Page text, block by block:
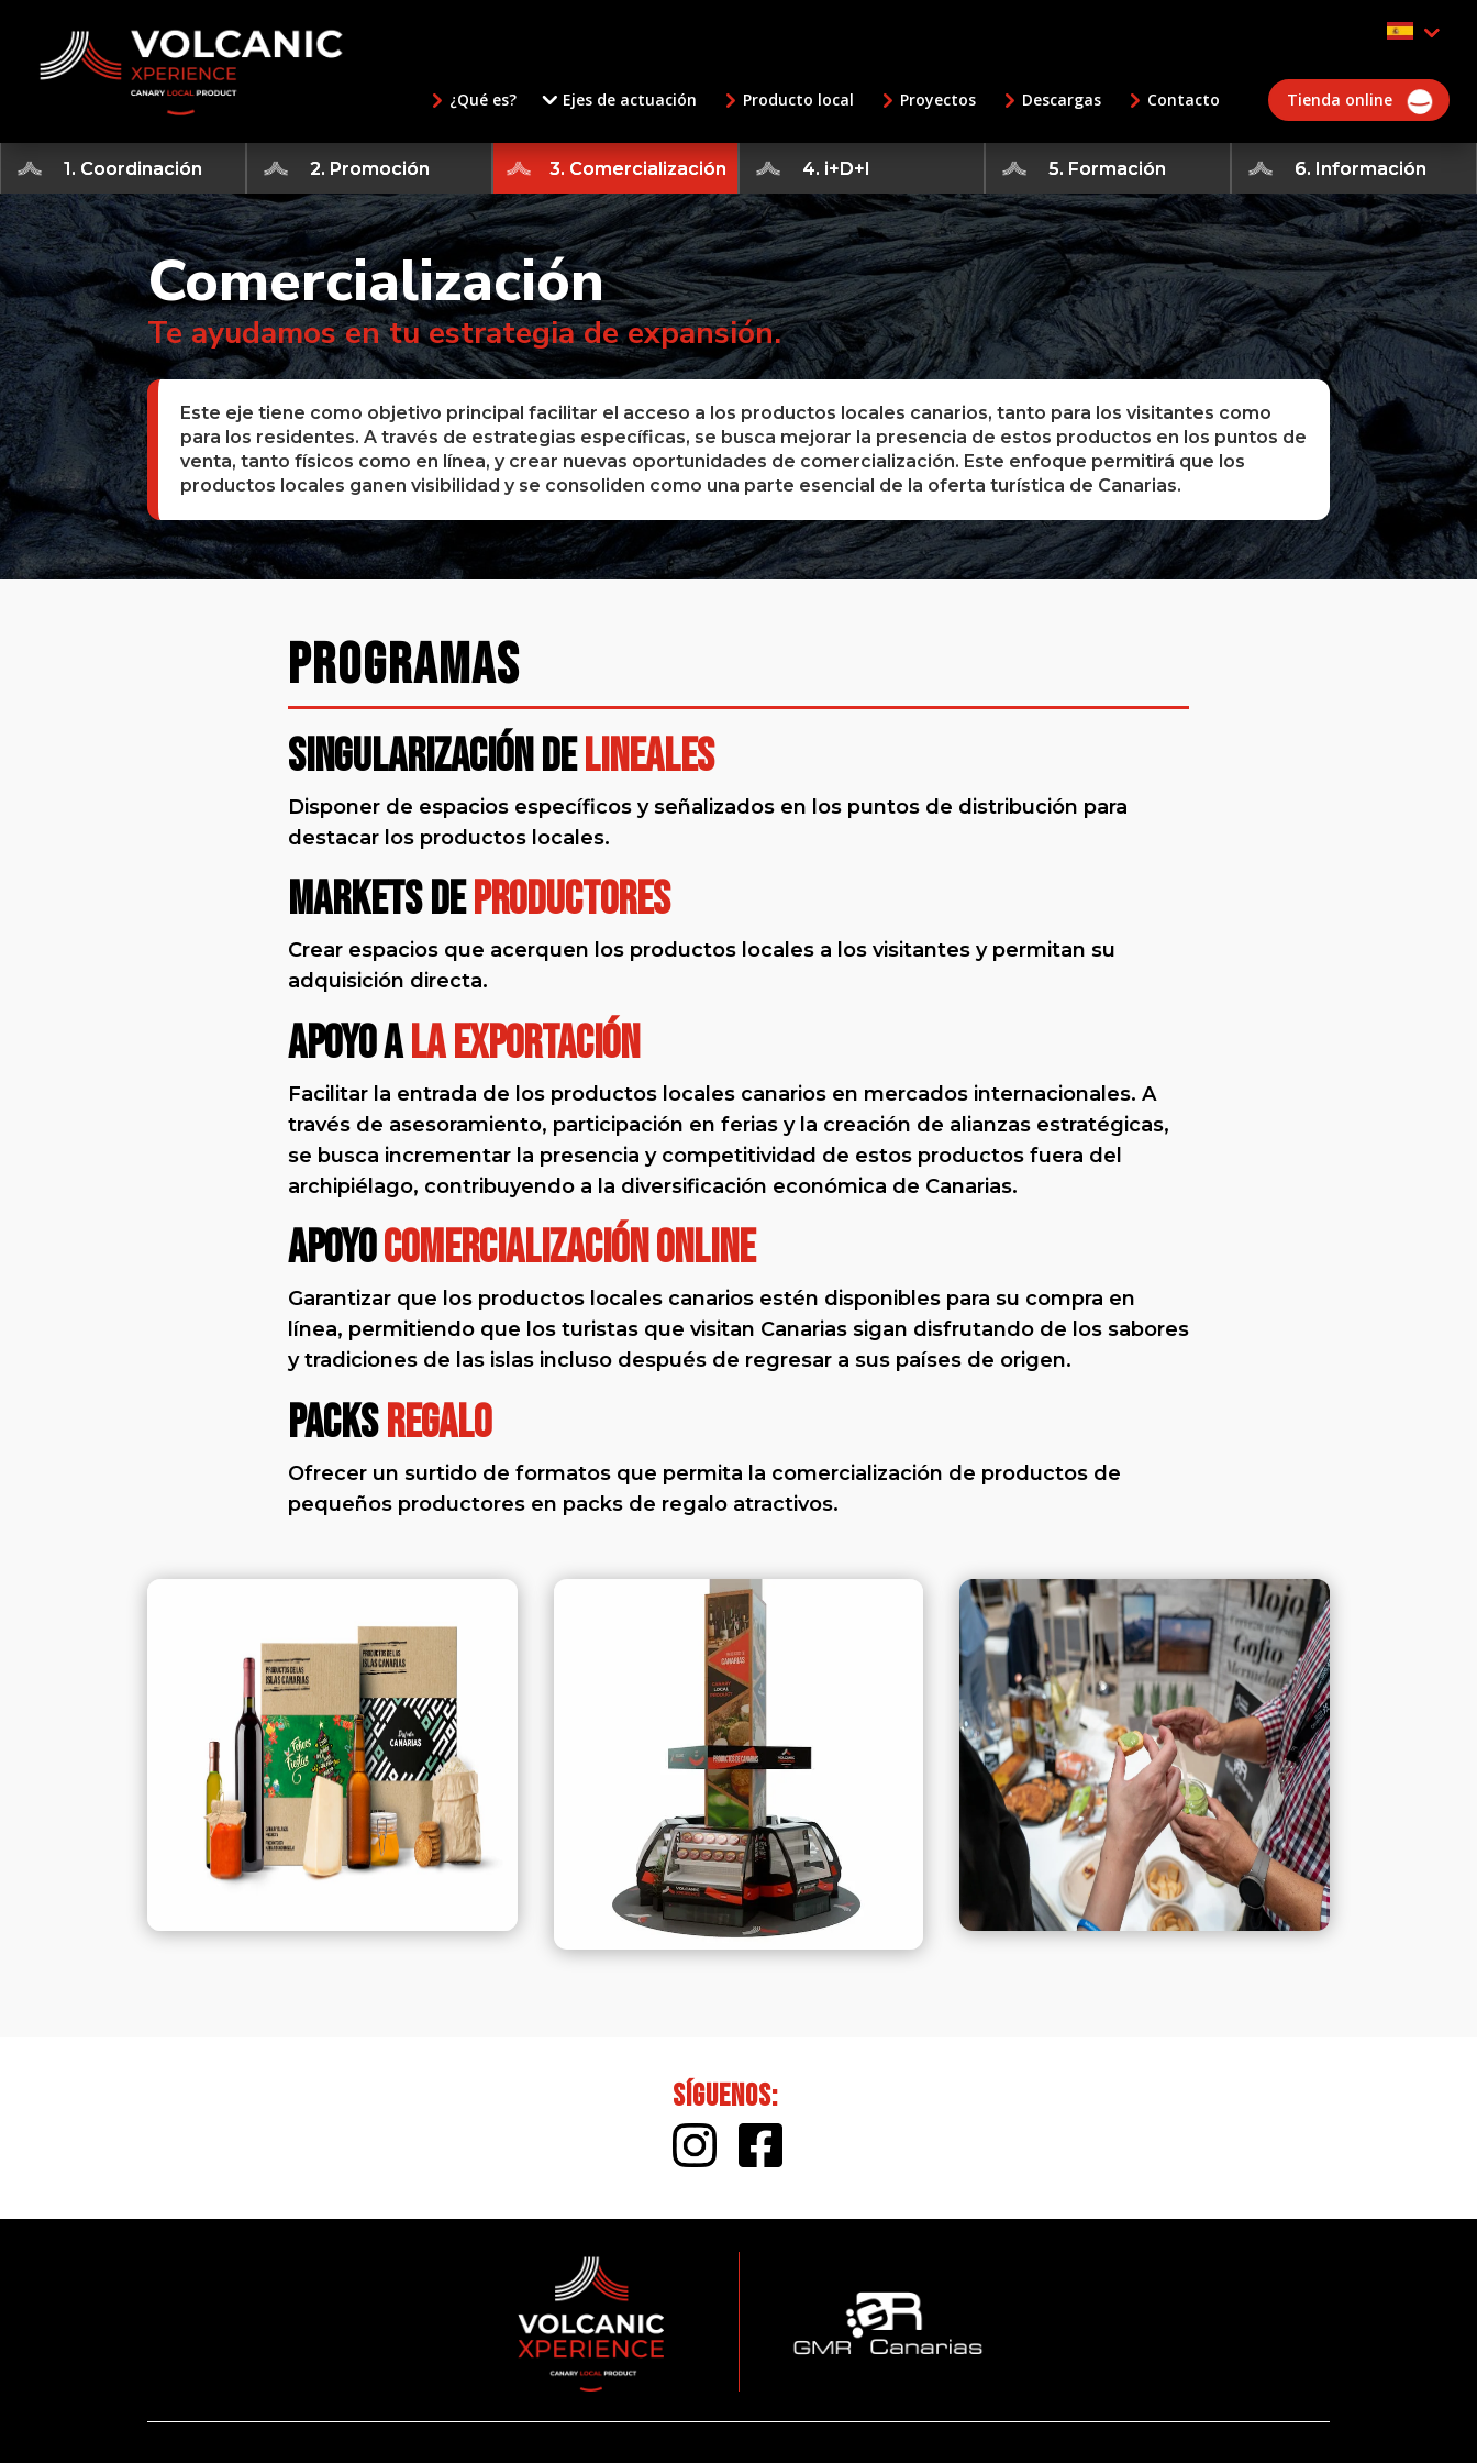
¿Qué es? Ejes de actuación Producto local Proyectos Descargas Contacto Tienda online
1. Coordinación 2. Promoción 3. Comercialización 4. i+D+I 5. Formación 6. Información
Comercialización
Te ayudamos en tu estrategia de expansión.
Este eje tiene como objetivo principal facilitar el acceso a los productos locales canarios, tanto para los visitantes como
para los residentes. A través de estrategias específicas, se busca mejorar la presencia de estos productos en los puntos de
venta, tanto físicos como en línea, y crear nuevas oportunidades de comercialización. Este enfoque permitirá que los
productos locales ganen visibilidad y se consoliden como una parte esencial de la oferta turística de Canarias.
PROGRAMAS
Singularización deLineales
Disponer de espacios específicos y señalizados en los puntos de distribución para
destacar los productos locales.
Markets deproductores
Crear espacios que acerquen los productos locales a los visitantes y permitan su
adquisición directa.
Apoyo ala exportación
Facilitar la entrada de los productos locales canarios en mercados internacionales. A
través de asesoramiento, participación en ferias y la creación de alianzas estratégicas,
se busca incrementar la presencia y competitividad de estos productos fuera del
archipiélago, contribuyendo a la diversificación económica de Canarias.
ApoyoComercialización online
Garantizar que los productos locales canarios estén disponibles para su compra en
línea, permitiendo que los turistas que visitan Canarias sigan disfrutando de los sabores
y tradiciones de las islas incluso después de regresar a sus países de origen.
Packsregalo
Ofrecer un surtido de formatos que permita la comercialización de productos de
pequeños productores en packs de regalo atractivos.
Síguenos: